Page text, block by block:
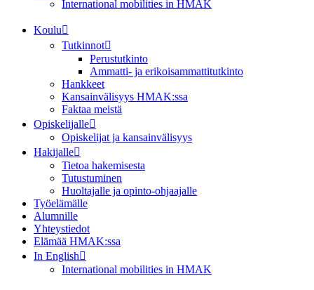
International mobilities in HMAK
Koulu
Tutkinnot
Perustutkinto
Ammatti- ja erikoisammattitutkinto
Hankkeet
Kansainvälisyys HMAK:ssa
Faktaa meistä
Opiskelijalle
Opiskelijat ja kansainvälisyys
Hakijalle
Tietoa hakemisesta
Tutustuminen
Huoltajalle ja opinto-ohjaajalle
Työelämälle
Alumnille
Yhteystiedot
Elämää HMAK:ssa
In English
International mobilities in HMAK